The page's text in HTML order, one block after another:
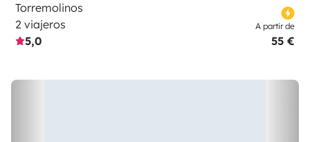
Torremolinos
2 viajeros
5,0
A partir de
55 €